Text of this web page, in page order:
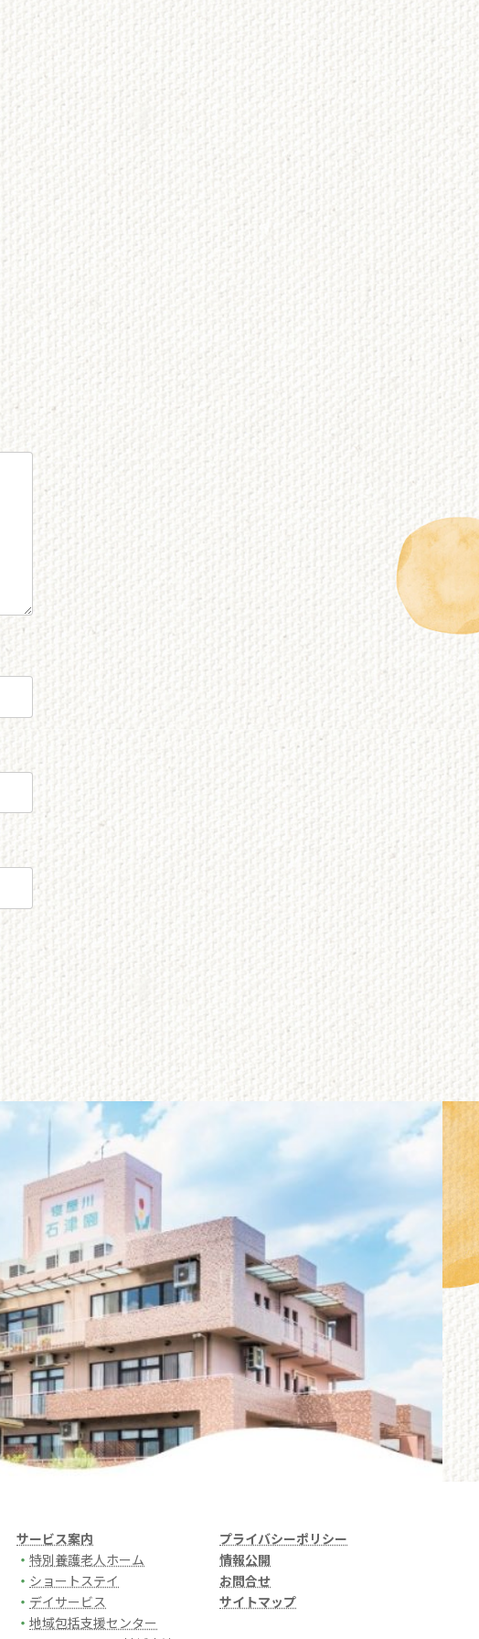
サービス案内
・特別養護老人ホーム
・ ショートステイ
・ デイサービス
・地域包括支援センター
プライバシーポリシー
情報公開
お問合せ
サイトマップ